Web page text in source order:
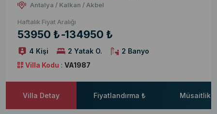
Antalya / Kalkan / Akbel
Haftalık Fiyat Aralığı
53950 ₺-134950 ₺
4 Kişi 2 Yatak O.
2 Banyo
Villa Kodu : VA1987
Villa Detay Fiyatlandırma ₺ Müsaitlik